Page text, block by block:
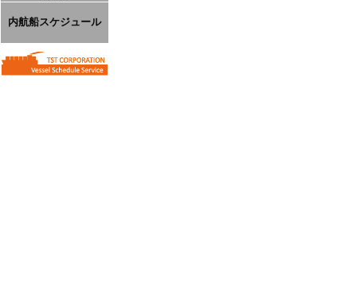
内航船スケジュール